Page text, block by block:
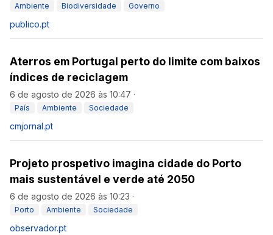
Ambiente Biodiversidade Governo
publico.pt
Aterros em Portugal perto do limite com baixos
índices de reciclagem
6 de agosto de 2026 às 10:47 ·
País Ambiente Sociedade
cmjornal.pt
Projeto prospetivo imagina cidade do Porto
mais sustentável e verde até 2050
6 de agosto de 2026 às 10:23 ·
Porto Ambiente Sociedade
observador.pt